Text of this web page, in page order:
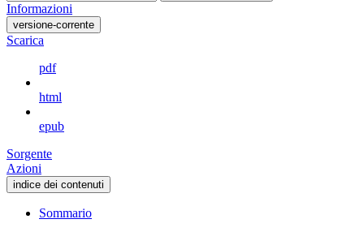
Informazioni
versione-corrente
Scarica
pdf
html
epub
Sorgente
Azioni
indice dei contenuti
Sommario